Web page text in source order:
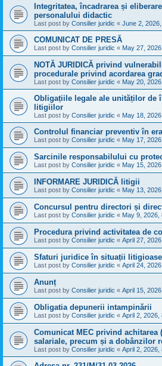
Integritatea, încadrarea și
personalului didactic
Last post by Consilier juridic « June 2,
COMUNICAT DE PRESĂ
Last post by Consilier juridic « May 27,
NOTĂ JURIDICĂ privind
procedurale privind acordarea
Last post by Consilier juridic « May 20,
Obligațiile legale ale unităților de
litigiilor
Last post by Consilier juridic « May 18,
Controlul financiar preventiv în
Last post by Consilier juridic « May 17,
Sarcinile responsabilului cu
Last post by Consilier juridic « May 15,
INFORMARE JURIDICĂ litigii
Last post by Consilier juridic « May 13,
Concursul pentru directori și
Last post by Consilier juridic « May 9, 2026,
Procedura privind activitatea de
Last post by Consilier juridic « April 27,
Sfaturi juridice în situații
Last post by Consilier juridic « April 24,
Anunț
Last post by Consilier juridic « April 15,
Obligatia depunerii intampinării
Last post by Consilier juridic « April 2, 2026,
Comunicat MEC privind achitarea
salariale, precum și a dobânzilor
Last post by Consilier juridic « April 2, 2026,